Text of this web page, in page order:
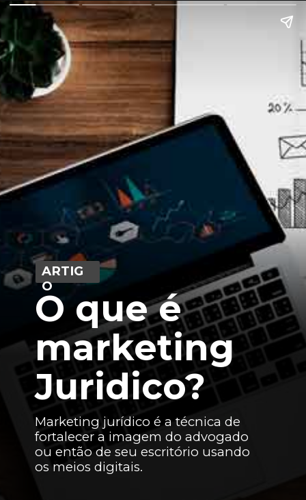
O que é
marketing
Juridico?
ARTIG
O
Marketing jurídico é a técnica de
fortalecer a imagem do advogado
ou então de seu escritório usando
os meios digitais.